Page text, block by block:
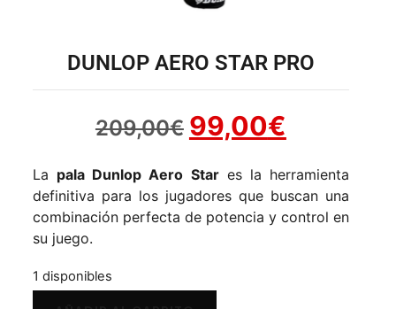
DUNLOP AERO STAR PRO
209,00€ 99,00€
La pala Dunlop Aero Stares la herramienta
definitiva para los jugadores que buscan una
combinación perfecta de potencia y control en
su juego.
1 disponibles